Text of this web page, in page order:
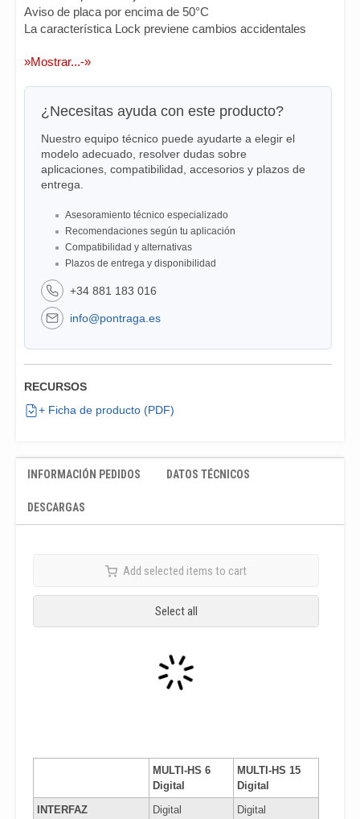
Aviso de placa por encima de 50°C
La característica Lock previene cambios accidentales
»Mostrar...-»
¿Necesitas ayuda con este producto?
Nuestro equipo técnico puede ayudarte a elegir el
modelo adecuado, resolver dudas sobre
aplicaciones, compatibilidad, accesorios y plazos de
entrega.
Asesoramiento técnico especializado
Recomendaciones según tu aplicación
Compatibilidad y alternativas
Plazos de entrega y disponibilidad
+34 881 183 016
info@pontraga.es
RECURSOS
+ Ficha de producto (PDF)
INFORMACIÓN PEDIDOS DATOS TÉCNICOS
DESCARGAS
Add selected items to cart
Select all
MULTI-HS 6
Digital
MULTI-HS 15
Digital
INTERFAZ
Digital Digital